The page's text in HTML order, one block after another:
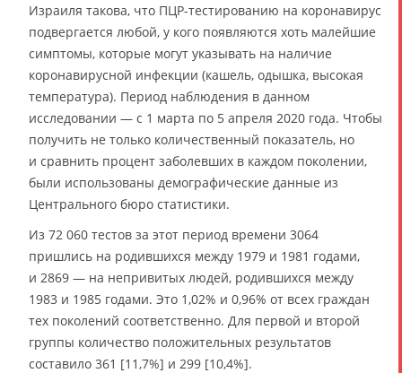
Израиля такова, что ПЦР-тестированию на коронавирус
подвергается любой, у кого появляются хоть малейшие
симптомы, которые могут указывать на наличие
коронавирусной инфекции (кашель, одышка, высокая
температура). Период наблюдения в данном
исследовании — с 1 марта по 5 апреля 2020 года. Чтобы
получить не только количественный показатель, но
и сравнить процент заболевших в каждом поколении,
были использованы демографические данные из
Центрального бюро статистики.
Из 72 060 тестов за этот период времени 3064
пришлись на родившихся между 1979 и 1981 годами,
и 2869 — на непривитых людей, родившихся между
1983 и 1985 годами. Это 1,02% и 0,96% от всех граждан
тех поколений соответственно. Для первой и второй
группы количество положительных результатов
составило 361 [11,7%] и 299 [10,4%].